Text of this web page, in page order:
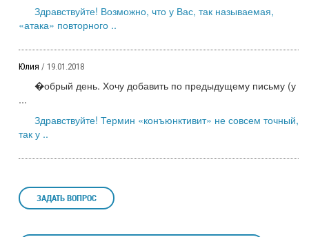
Здравствуйте! Возможно, что у Вас, так называемая,
«атака» повторного ..
Юлия / 19.01.2018
�обрый день. Хочу добавить по предыдущему письму (у
...
Здравствуйте! Термин «конъюнктивит» не совсем точный,
так у ..
ЗАДАТЬ ВОПРОС